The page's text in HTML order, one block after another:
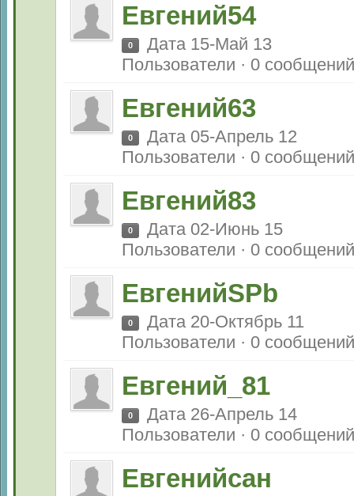
Евгений54
0
Дата 15-Май 13
Пользователи · 0 сообщений
Евгений63
0
Дата 05-Апрель 12
Пользователи · 0 сообщений
Евгений83
0
Дата 02-Июнь 15
Пользователи · 0 сообщений
ЕвгенийSPb
0
Дата 20-Октябрь 11
Пользователи · 0 сообщений
Евгений_81
0
Дата 26-Апрель 14
Пользователи · 0 сообщений
Евгенийсан